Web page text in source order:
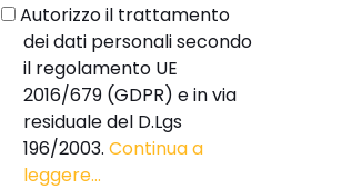
gdpr
Autorizzo il trattamento
dei dati personali secondo
il regolamento UE
2016/679 (GDPR) e in via
residuale del D.Lgs
196/2003. Continua a
leggere...